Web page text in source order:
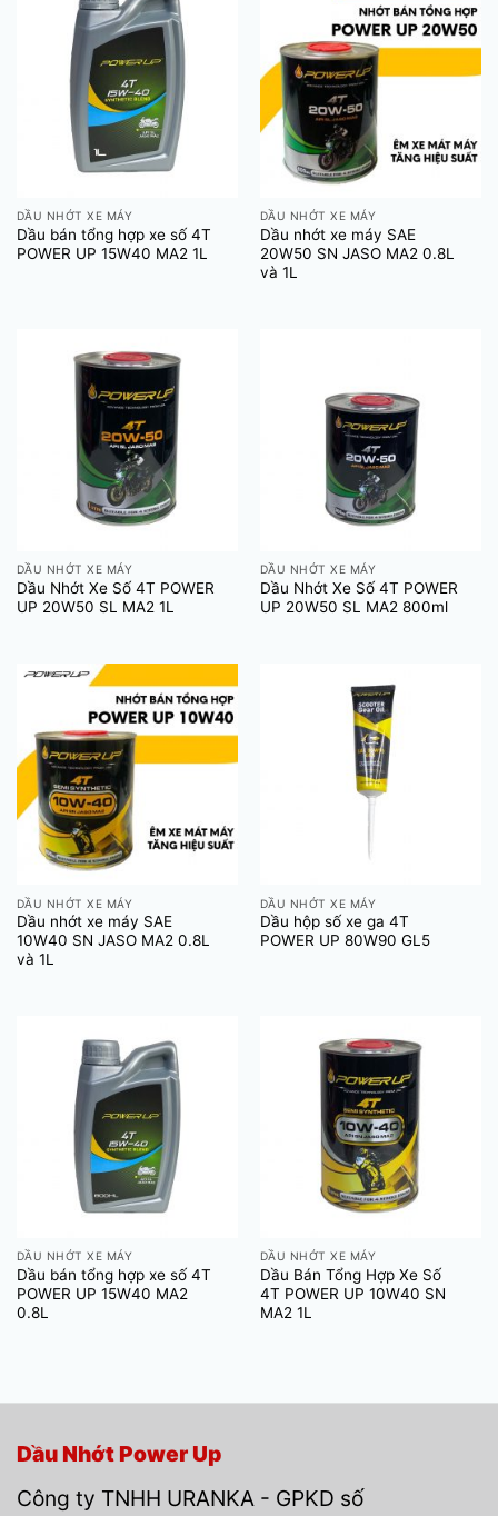
DẦU NHỚT XE MÁY
Dầu bán tổng hợp xe số 4T
POWER UP 15W40 MA2 1L
DẦU NHỚT XE MÁY
Dầu nhớt xe máy SAE
20W50 SN JASO MA2 0.8L
và 1L
DẦU NHỚT XE MÁY
Dầu Nhớt Xe Số 4T POWER
UP 20W50 SL MA2 1L
DẦU NHỚT XE MÁY
Dầu Nhớt Xe Số 4T POWER
UP 20W50 SL MA2 800ml
DẦU NHỚT XE MÁY
Dầu nhớt xe máy SAE
10W40 SN JASO MA2 0.8L
và 1L
DẦU NHỚT XE MÁY
Dầu hộp số xe ga 4T
POWER UP 80W90 GL5
DẦU NHỚT XE MÁY
Dầu bán tổng hợp xe số 4T
POWER UP 15W40 MA2
0.8L
DẦU NHỚT XE MÁY
Dầu Bán Tổng Hợp Xe Số
4T POWER UP 10W40 SN
MA2 1L
Dầu Nhớt Power Up
Công ty TNHH URANKA - GPKD số